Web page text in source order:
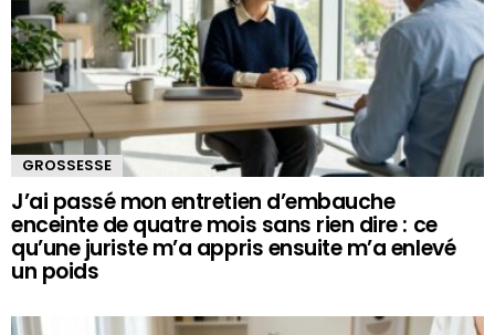
GROSSESSE
J’ai passé mon entretien d’embauche
enceinte de quatre mois sans rien dire : ce
qu’une juriste m’a appris ensuite m’a enlevé
un poids